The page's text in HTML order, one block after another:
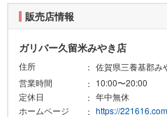
販売店情報
ガリバー久留米みやき店
住所 佐賀県三養基郡み
営業時間
10:00〜20:00
定休日
年中無休
ホームページ
https://